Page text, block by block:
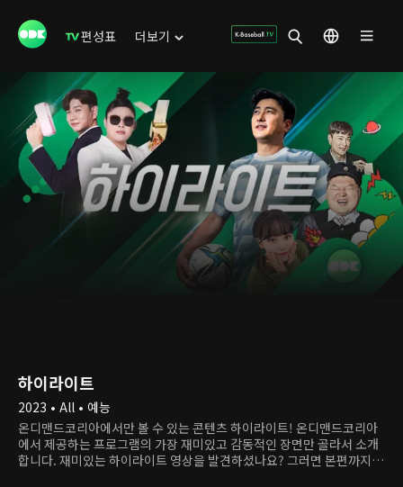
편성표 더보기
하이라이트
2023 • All • 예능
온디맨드코리아에서만 볼 수 있는 콘텐츠 하이라이트! 온디맨드코리아
에서 제공하는 프로그램의 가장 재미있고 감동적인 장면만 골라서 소개
합니다. 재미있는 하이라이트 영상을 발견하셨나요? 그러면 본편까지